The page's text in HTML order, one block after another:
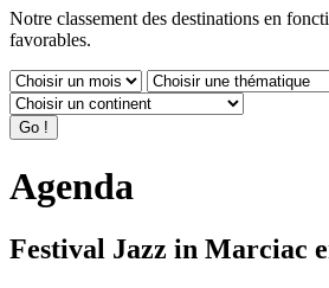
Notre classement des destinations en
favorables.
Agenda
Festival Jazz in Marciac